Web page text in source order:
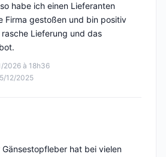
2026 à 18h36
12/2025
habe ich einen Lieferanten
Firma gestoßen und bin positiv
Lieferung und das
5
hat bei vielen